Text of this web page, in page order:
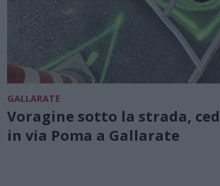
GALLARATE
Voragine sotto la strada,
in via Poma a Gallarate